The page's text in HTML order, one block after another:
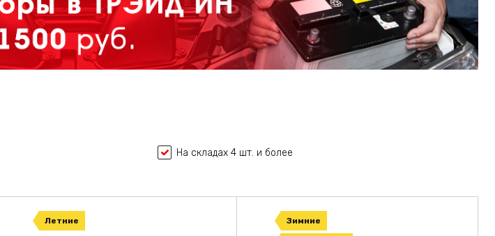
На складах 4 шт. и более
Летние Зимние